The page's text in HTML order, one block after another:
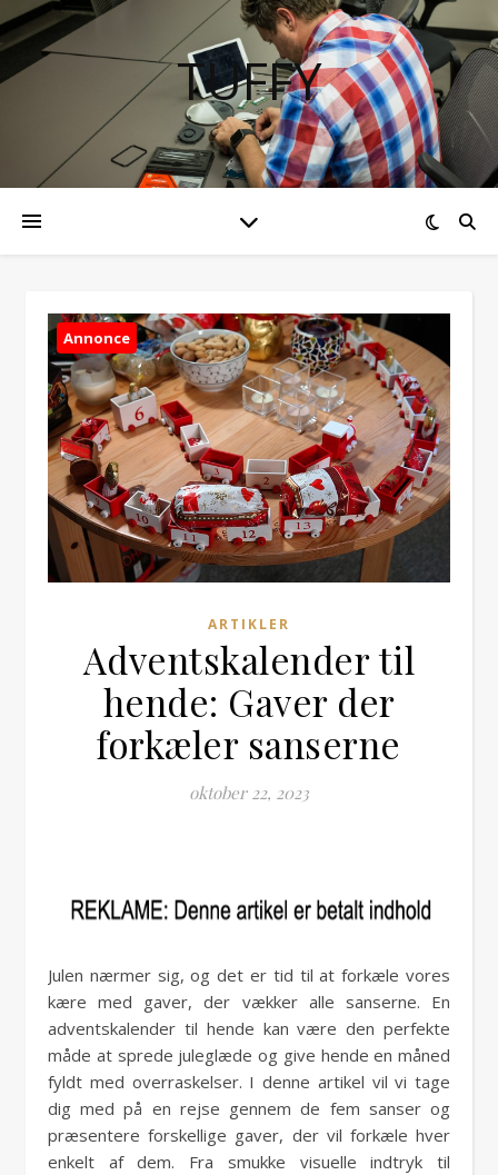
TUFFY
Annonce
ARTIKLER
Adventskalender til
hende: Gaver der
forkæler sanserne
oktober 22, 2023
Julen nærmer sig, og det er tid til at forkæle vores
kære med gaver, der vækker alle sanserne. En
adventskalender til hende kan være den perfekte
måde at sprede juleglæde og give hende en måned
fyldt med overraskelser. I denne artikel vil vi tage
dig med på en rejse gennem de fem sanser og
præsentere forskellige gaver, der vil forkæle hver
enkelt af dem. Fra smukke visuelle indtryk til